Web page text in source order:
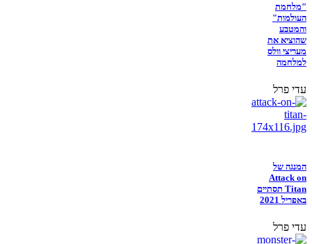
"מלחמת
העולמות"
והמטבע
שהוציא את
מעריצי וולס
למלחמה
עדי פרל
המנגה של
Attack on
Titan תסתיים
באפריל 2021
עדי פרל